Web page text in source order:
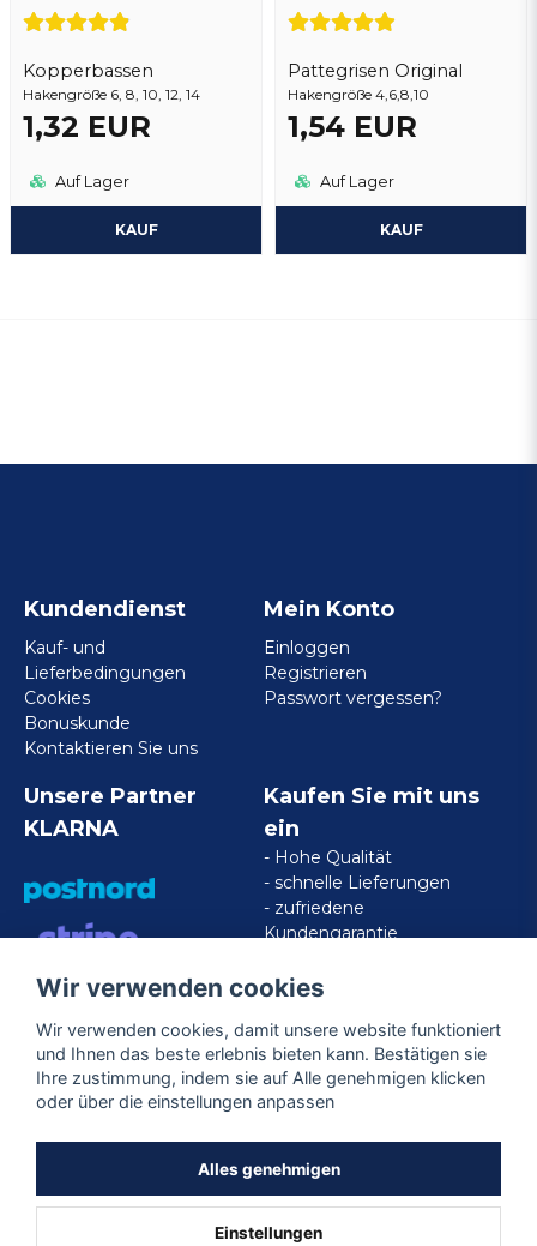
Kopperbassen
Hakengröße 6, 8, 10, 12, 14
1,32 EUR
Auf Lager
KAUF
Pattegrisen Original
Hakengröße 4,6,8,10
1,54 EUR
Auf Lager
KAUF
Kundendienst
Kauf- und
Lieferbedingungen
Cookies
Bonuskunde
Kontaktieren Sie uns
Mein Konto
Einloggen
Registrieren
Passwort vergessen?
Unsere Partner
KLARNA
VISA/MASTERCARD/AMERICAN
EXPRESS
Kaufen Sie mit uns
ein
- Hohe Qualität
- schnelle Lieferungen
- zufriedene
Kundengarantie
Folgen Sie uns
Wir verwenden cookies
Wir verwenden cookies, damit unsere website funktioniert
und Ihnen das beste erlebnis bieten kann. Bestätigen sie
Ihre zustimmung, indem sie auf Alle genehmigen klicken
oder über die einstellungen anpassen
Alles genehmigen
Einstellungen